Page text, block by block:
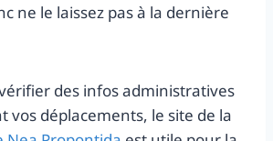
ne le laissez pas à la dernière
des infos administratives
vos déplacements, le site de la